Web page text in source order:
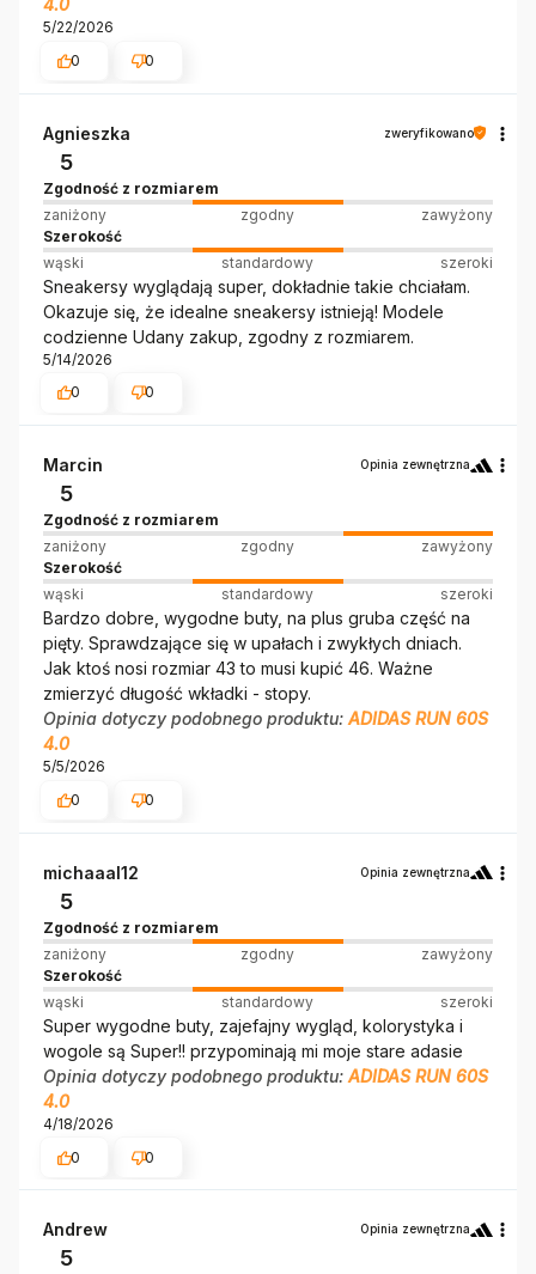
4.0
5/22/2026
0
0
Agnieszka zweryfikowano
5
Zgodność z rozmiarem
zaniżony
zgodny
zawyżony
Szerokość
wąski
standardowy szeroki
Sneakersy wyglądają super, dokładnie takie chciałam.
Okazuje się, że idealne sneakersy istnieją! Modele
codzienne Udany zakup, zgodny z rozmiarem.
5/14/2026
0
0
Marcin Opinia zewnętrzna
5
Zgodność z rozmiarem
zaniżony
zgodny
zawyżony
Szerokość
wąski
standardowy szeroki
Bardzo dobre, wygodne buty, na plus gruba część na
pięty. Sprawdzające się w upałach i zwykłych dniach.
Jak ktoś nosi rozmiar 43 to musi kupić 46. Ważne
zmierzyć długość wkładki - stopy.
Opinia dotyczy podobnego produktu: ADIDAS RUN 60S
4.0
5/5/2026
0
0
michaaal12 Opinia zewnętrzna
5
Zgodność z rozmiarem
zaniżony
zgodny
zawyżony
Szerokość
wąski
standardowy szeroki
Super wygodne buty, zajefajny wygląd, kolorystyka i
wogole są Super!! przypominają mi moje stare adasie
Opinia dotyczy podobnego produktu: ADIDAS RUN 60S
4.0
4/18/2026
0
0
Andrew Opinia zewnętrzna
5